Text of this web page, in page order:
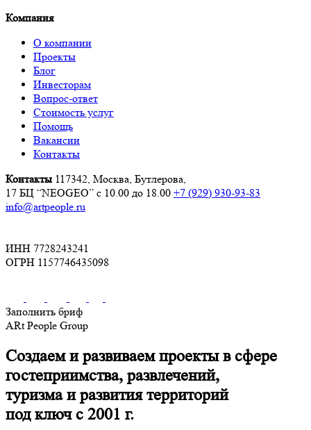
Компания
О компании
Проекты
Блог
Инвесторам
Вопрос-ответ
Стоимость услуг
Помощь
Вакансии
Контакты
Контакты 117342, Москва, Бутлерова,
17 БЦ “NEOGEO” с 10.00 до 18.00 +7 (929) 930-93-83
info@artpeople.ru
ИНН 7728243241
ОГРН 1157746435098
Заполнить бриф
ARt People Group
Создаем и развиваем проекты в сфере
гостеприимства, развлечений,
туризма и развития территорий
под ключ с 2001 г.